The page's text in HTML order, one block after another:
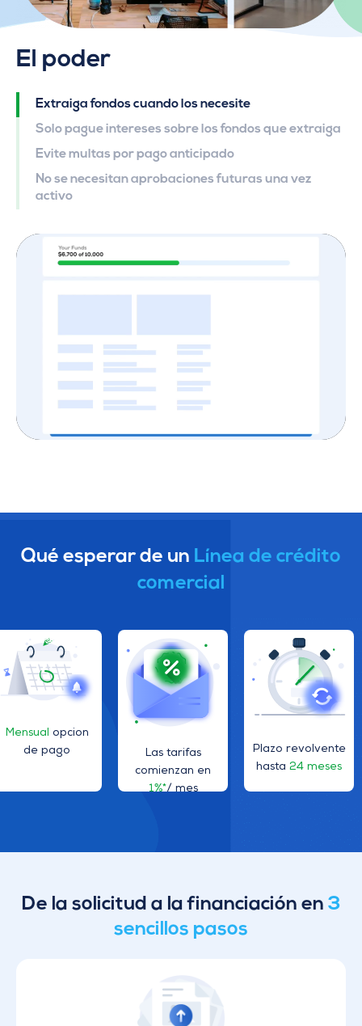
El poder
Extraiga fondos cuando los necesite
Solo pague intereses sobre los fondos que extraiga
Evite multas por pago anticipado
No se necesitan aprobaciones futuras una vez
activo
Qué esperar de un Línea de crédito
comercial
Mensual opcion
de pago
Las tarifas
comienzan en
1%*/ mes
Plazo revolvente
hasta 24 meses
De la solicitud a la financiación en 3
sencillos pasos